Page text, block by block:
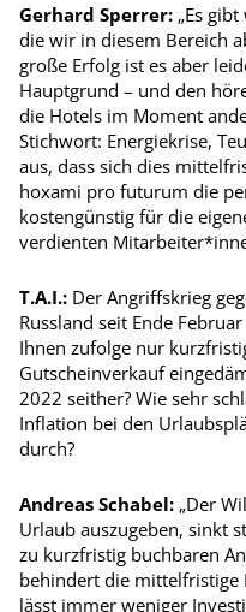
Gerhard Sperrer: „Es
die wir in diesem Bereich
große Erfolg ist es aber
Hauptgrund – und den
die Hotels im Moment
Stichwort: Energiekrise,
aus, dass sich dies
hoxami pro futurum die
kostengünstig für die
verdienten
T.A.I.: Der Angriffskrieg
Russland seit Ende
Ihnen zufolge nur
Gutscheinverkauf
2022 seither? Wie sehr
Inflation bei den
durch?
Andreas Schabel: „Der
Urlaub auszugeben, sinkt
zu kurzfristig buchbaren
behindert die mittelfristige
lässt immer weniger